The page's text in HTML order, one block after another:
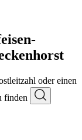
oder einen
finden